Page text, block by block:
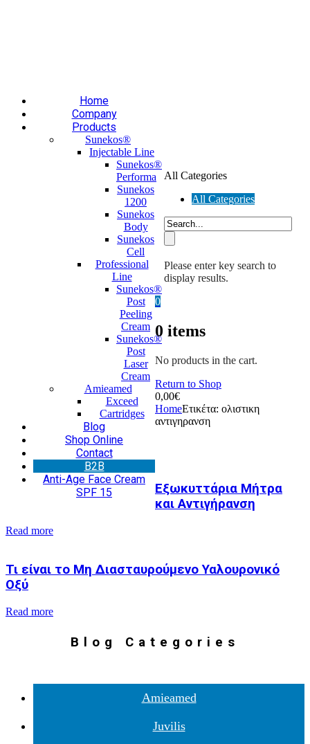
Home
Company
Products
Sunekos®
Injectable Line
Sunekos®
Performa
Sunekos
1200
Sunekos
Body
Sunekos
Cell
Professional
Line
Sunekos®
Post
Peeling
Cream
Sunekos®
Post
Laser
Cream
Amieamed
Exceed
Cartridges
Blog
Shop Online
Contact
Β2Β
Anti-Age Face Cream
SPF 15
All Categories
All Categories
Please enter key search to
display results.
0
0 items
No products in the cart.
Return to Shop
0,00€
HomeΕτικέτα: ολιστικη
αντιγηρανση
Εξωκυττάρια Μήτρα
και Αντιγήρανση
Read more
Τι είναι το Μη Διασταυρούμενο Υαλουρονικό
Οξύ
Read more
Blog Categories
Amieamed
Juvilis